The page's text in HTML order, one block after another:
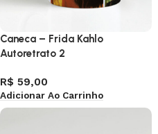
Caneca – Frida Kahlo
Autoretrato 2
R$ 59,00
Adicionar Ao Carrinho